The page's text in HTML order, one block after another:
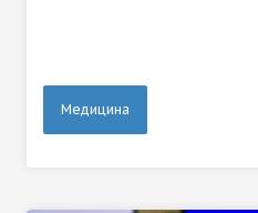
Медицина